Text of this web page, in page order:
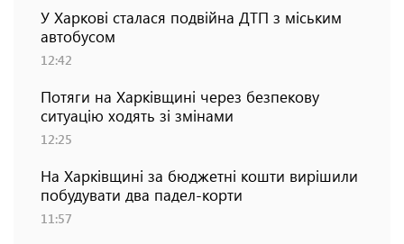
У Харкові сталася подвійна ДТП з міським
автобусом
12:42
Потяги на Харківщині через безпекову
ситуацію ходять зі змінами
12:25
На Харківщині за бюджетні кошти вирішили
побудувати два падел-корти
11:57